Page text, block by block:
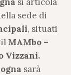
sede di
, situati
il MAMbo –
Vizzani.
sarà